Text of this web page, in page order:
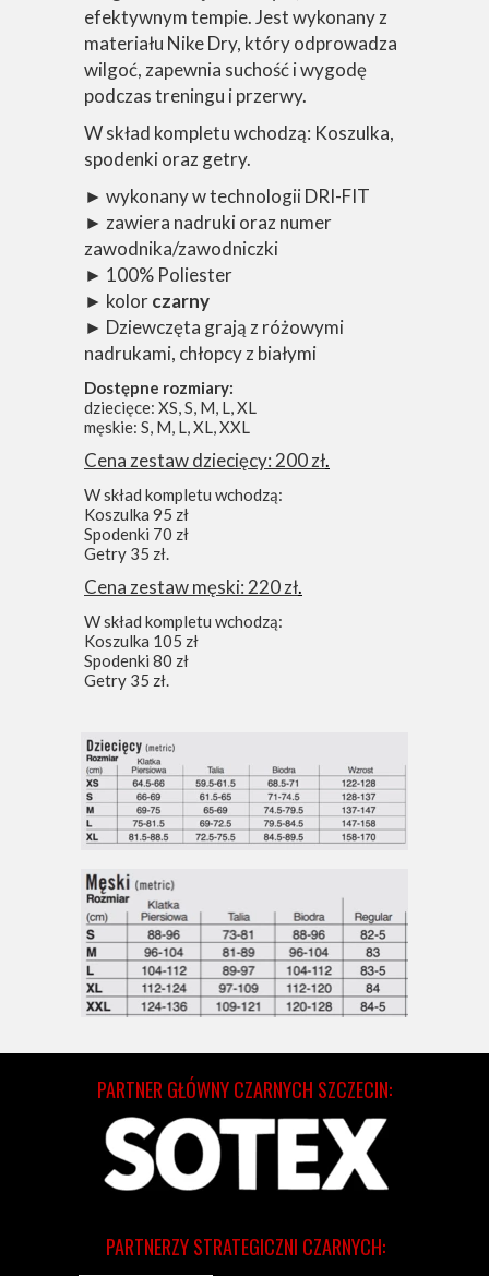
efektywnym tempie. Jest wykonany z
materiału Nike Dry, który odprowadza
wilgoć, zapewnia suchość i wygodę
podczas treningu i przerwy.
W skład kompletu wchodzą: Koszulka,
spodenki oraz getry.
► wykonany w technologii DRI-FIT
► zawiera nadruki oraz numer
zawodnika/zawodniczki
► 100% Poliester
► kolorczarny
► Dziewczęta grają z różowymi
nadrukami, chłopcy z białymi
Dostępne rozmiary:
dziecięce: XS, S, M, L, XL
męskie: S, M, L, XL, XXL
Cena zestaw dziecięcy: 200 zł.
W skład kompletu wchodzą:
Koszulka 95 zł
Spodenki 70 zł
Getry 35 zł.
Cena zestaw męski: 220 zł.
W skład kompletu wchodzą:
Koszulka 105 zł
Spodenki 80 zł
Getry 35 zł.
PARTNERZY STRATEGICZNI CZARNYCH:
PARTNER GŁÓWNY CZARNYCH SZCZECIN: